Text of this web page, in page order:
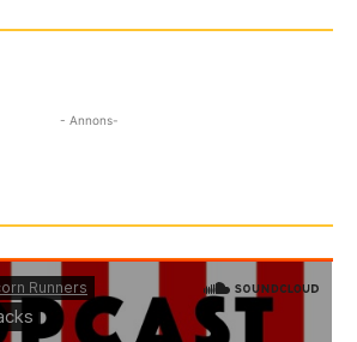
- Annons-